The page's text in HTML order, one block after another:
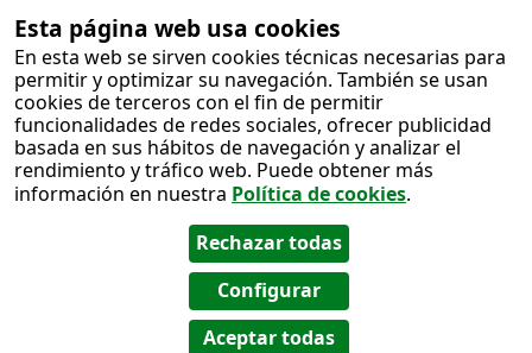
Esta página web usa cookies
En esta web se sirven cookies técnicas necesarias para
permitir y optimizar su navegación. También se usan
cookies de terceros con el fin de permitir
funcionalidades de redes sociales, ofrecer publicidad
basada en sus hábitos de navegación y analizar el
rendimiento y tráfico web. Puede obtener más
información en nuestra Política de cookies.